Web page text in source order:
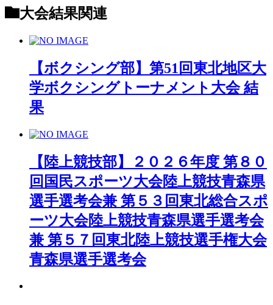
大会結果関連
【ボクシング部】第51回東北地区大
学ボクシングトーナメント大会 結
果
【陸上競技部】２０２６年度 第８０
回国民スポーツ大会陸上競技青森県
選手選考会兼 第５３回東北総合スポ
ーツ大会陸上競技青森県選手選考会
兼 第５７回東北陸上競技選手権大会
青森県選手選考会